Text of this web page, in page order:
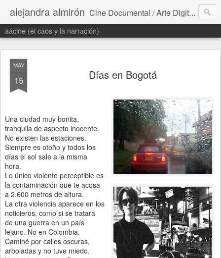
alejandra almirón Cine Documental / Arte Digital / Literatura / Proyectos Transmedia
aacine (el caos y la narración)
MAY
15 Días en Bogotá
Una ciudad muy bonita,
tranquila de aspecto inocente.
No existen las estaciones.
Siempre es otoño y todos los
días el sol sale a la misma
hora.
Lo único violento perceptible es
la contaminación que te acosa
a 2.600 metros de altura.
La otra violencia aparece en los
noticieros, como si se tratara
de una guerra en un país
lejano. No en Colombia.
Caminé por calles oscuras,
arboladas y no tuve miedo.